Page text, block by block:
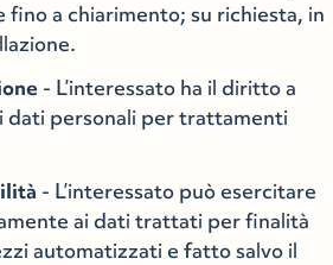
fino a chiarimento; su richiesta, in
- L’interessato ha il diritto a
dati personali per trattamenti
- L’interessato può esercitare
ai dati trattati per finalità
automatizzati e fatto salvo il